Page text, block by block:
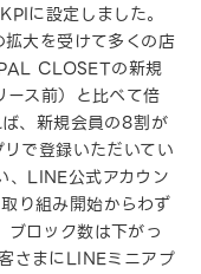
に設定しました。
大を受けて多くの店
CLOSETの新規
ス前）と比べて倍
、新規会員の8割が
で登録いただいてい
、LINE公式アカウン
り組み開始からわず
ブロック数は下がっ
さまにLINEミニアプ